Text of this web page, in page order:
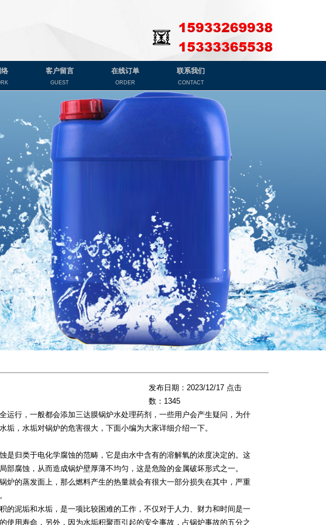
客户留言
GUEST
在线订单
ORDER
联系我们
CONTACT
发布日期：2023/12/17 点击
数：1345
运行，一般都会添加三达膜锅炉水处理药剂，一些用户会产生疑问，为什
，水垢对锅炉的危害很大，下面小编为大家详细介绍一下。
归类于电化学腐蚀的范畴，它是由水中含有的溶解氧的浓度决定的。这
腐蚀，从而造成锅炉壁厚薄不均匀，这是危险的金属破坏形式之一。
的蒸发面上，那么燃料产生的热量就会有很大一部分损失在其中，严重
泥垢和水垢，是一项比较困难的工作，不仅对于人力、财力和时间是一
用寿命，另外，因为水垢积聚而引起的安全事故，占锅炉事故的五分之